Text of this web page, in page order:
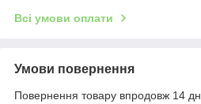
Всі умови оплати
Умови повернення
Повернення товару впродовж 14